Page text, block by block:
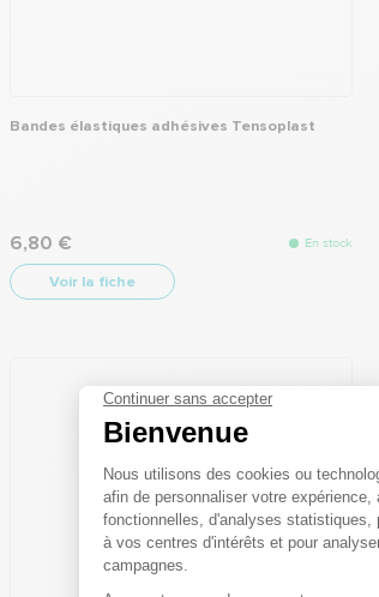
Bandes élastiques adhésives Tensoplast
En stock
6,80 €
Voir la fiche